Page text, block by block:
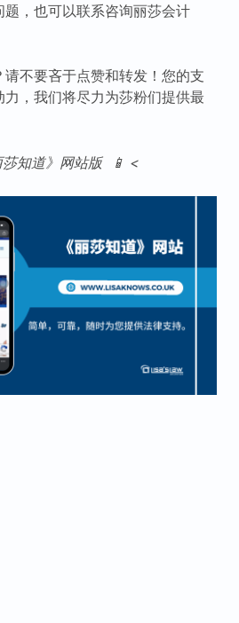
，也可以联系咨询丽莎会计
不要吝于点赞和转发！您的支
，我们将尽力为莎粉们提供最
莎知道》网站版 📱 <